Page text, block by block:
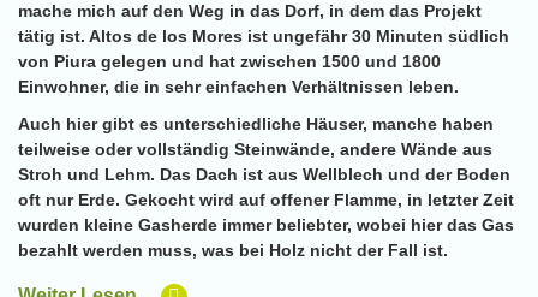
mache mich auf den Weg in das Dorf, in dem das Projekt
tätig ist. Altos de los Mores ist ungefähr 30 Minuten südlich
von Piura gelegen und hat zwischen 1500 und 1800
Einwohner, die in sehr einfachen Verhältnissen leben.
Auch hier gibt es unterschiedliche Häuser, manche haben
teilweise oder vollständig Steinwände, andere Wände aus
Stroh und Lehm. Das Dach ist aus Wellblech und der Boden
oft nur Erde. Gekocht wird auf offener Flamme, in letzter Zeit
wurden kleine Gasherde immer beliebter, wobei hier das Gas
bezahlt werden muss, was bei Holz nicht der Fall ist.